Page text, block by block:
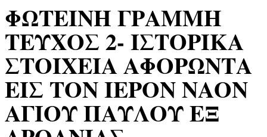
ΦΩΤΕΙΝΗ ΓΡΑΜΜΗ
ΤΕΥΧΟΣ 2- ΙΣΤΟΡΙΚΑ
ΣΤΟΙΧΕΙΑ ΑΦΟΡΩΝΤΑ
ΕΙΣ ΤΟΝ ΙΕΡΟΝ ΝΑΟΝ
ΑΓΙΟΥ ΠΑΥΛΟΥ ΕΞ